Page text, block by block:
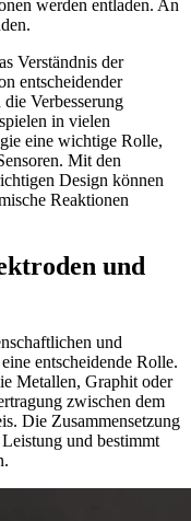
werden entladen. An
Verständnis der
entscheidender
Verbesserung
in vielen
eine wichtige Rolle,
Mit den
Design können
Reaktionen
und
und
entscheidende Rolle.
Metallen, Graphit oder
zwischen dem
Die Zusammensetzung
und bestimmt